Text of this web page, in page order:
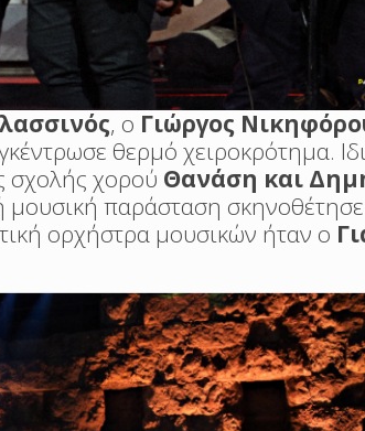
, ο Γιώργος
θερμό χειροκρότημα.
σχολής χορού Θανάση και
μουσική παράσταση σκηνοθέτησε
ορχήστρα μουσικών ήταν ο